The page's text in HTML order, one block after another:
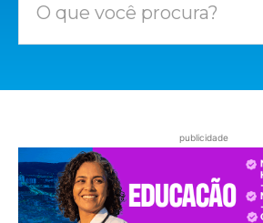
O que você procura?
publicidade